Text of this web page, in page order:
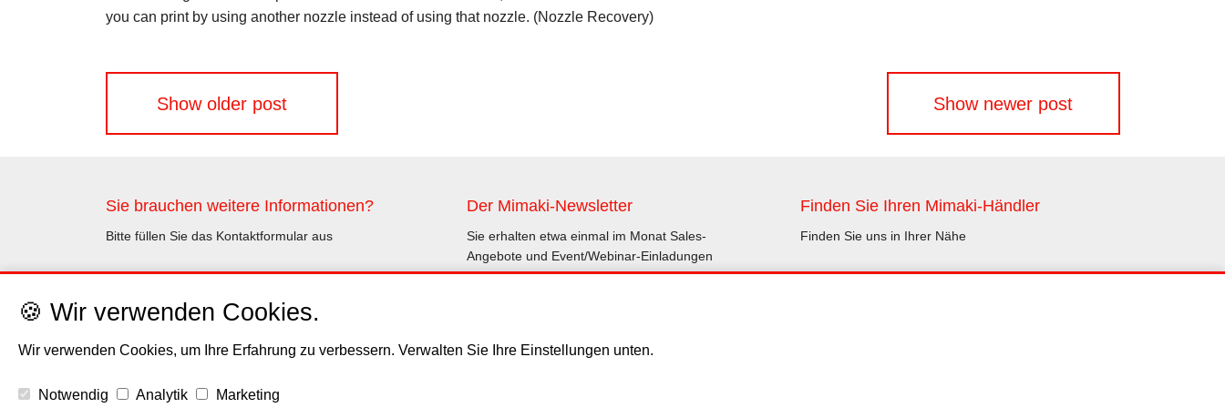
you can print by using another nozzle instead of using that nozzle. (Nozzle Recovery)
Beitragsnavigation
Show older post Show newer post
Sie brauchen weitere Informationen?
Bitte füllen Sie das Kontaktformular aus
Kontakt
Der Mimaki-Newsletter
Sie erhalten etwa einmal im Monat Sales-
Angebote und Event/Webinar-Einladungen
Finden Sie Ihren Mimaki-Händler
Finden Sie uns in Ihrer Nähe
Impressum
🍪 Wir verwenden Cookies.
Wir verwenden Cookies, um Ihre Erfahrung zu verbessern. Verwalten Sie Ihre Einstellungen unten.
Notwendig Analytik Marketing